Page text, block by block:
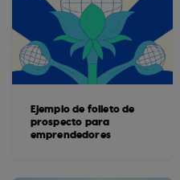
Ejemplo de folleto de
prospecto para
emprendedores